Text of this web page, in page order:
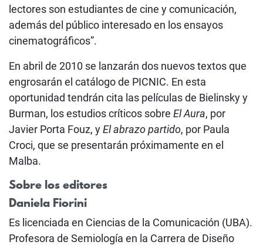
lectores son estudiantes de cine y comunicación,
además del público interesado en los ensayos
cinematográficos”.
En abril de 2010 se lanzarán dos nuevos textos que
engrosarán el catálogo de PICNIC. En esta
oportunidad tendrán cita las películas de Bielinsky y
Burman, los estudios críticos sobre El Aura, por
Javier Porta Fouz, yEl abrazo partido, por Paula
Croci, que se presentarán próximamente en el
Malba.
Sobre los editores
Daniela Fiorini
Es licenciada en Ciencias de la Comunicación (UBA).
Profesora de Semiología en la Carrera de Diseño